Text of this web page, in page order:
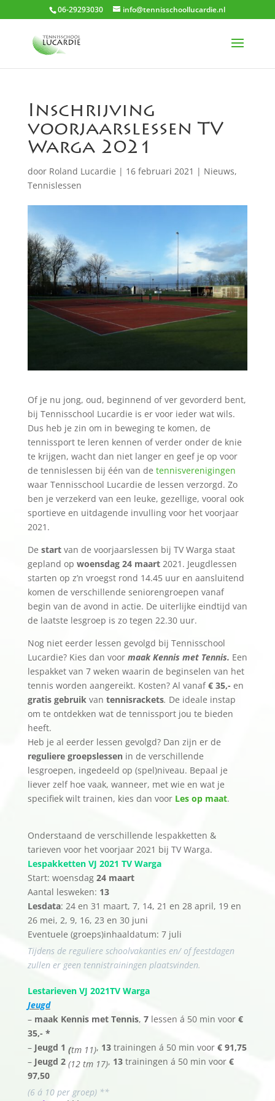
06-29293030 info@tennisschoollucardie.nl
Inschrijving
voorjaarslessen TV
Warga 2021
door Roland Lucardie | 16 februari 2021 | Nieuws,
Tennislessen
Of je nu jong, oud, beginnend of ver gevorderd bent,
bij Tennisschool Lucardie is er voor ieder wat wils.
Dus heb je zin om in beweging te komen, de
tennissport te leren kennen of verder onder de knie
te krijgen, wacht dan niet langer en geef je op voor
de tennislessen bij één van de tennisverenigingen
waar Tennisschool Lucardie de lessen verzorgd. Zo
ben je verzekerd van een leuke, gezellige, vooral ook
sportieve en uitdagende invulling voor het voorjaar
2021.
De startvan de voorjaarslessen bij TV Warga staat
gepland op woensdag 24 maart2021. Jeugdlessen
starten op z’n vroegst rond 14.45 uur en aansluitend
komen de verschillende seniorengroepen vanaf
begin van de avond in actie. De uiterlijke eindtijd van
de laatste lesgroep is zo tegen 22.30 uur.
Nog niet eerder lessen gevolgd bij Tennisschool
Lucardie? Kies dan voor maak Kennis met Tennis. Een
lespakket van 7 weken waarin de beginselen van het
tennis worden aangereikt. Kosten? Al vanaf€ 35,- en
gratis gebruik van tennisrackets. De ideale instap
om te ontdekken wat de tennissport jou te bieden
heeft.
Heb je al eerder lessen gevolgd? Dan zijn er de
reguliere groepslessen in de verschillende
lesgroepen, ingedeeld op (spel)niveau. Bepaal je
liever zelf hoe vaak, wanneer, met wie en wat je
specifiek wilt trainen, kies dan voor Les op maat.
Onderstaand de verschillende lespakketten &
tarieven voor het voorjaar 2021 bij TV Warga.
Lespakketten VJ 2021 TV Warga
Start: woensdag24 maart
Aantal lesweken: 13
Lesdata: 24 en 31 maart, 7, 14, 21 en 28 april, 19 en
26 mei, 2, 9, 16, 23 en 30 juni
Eventuele (groeps)inhaaldatum: 7 juli
Tijdens de reguliere schoolvakanties en/ of feestdagen
zullen er geen tennistrainingen plaatsvinden.
Lestarieven VJ 2021TV Warga
Jeugd
– maak Kennis met Tennis, 7lessen á 50 min voor €
35,- *
– Jeugd 1 (tm 11), 13trainingen á 50 min voor € 91,75
– Jeugd 2 (12 tm 17), 13trainingen á 50 min voor €
97,50
(6 á 10 per groep) **